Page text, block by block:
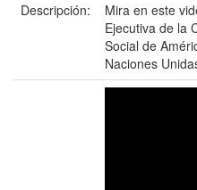
Descripción:
Mira en este
Ejecutiva de la
Social de
Naciones